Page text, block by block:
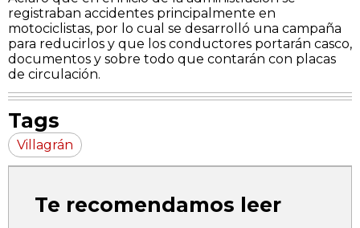
registraban accidentes principalmente en
motociclistas, por lo cual se desarrolló una campaña
para reducirlos y que los conductores portarán casco,
documentos y sobre todo que contarán con placas
de circulación.
Tags
Villagrán
Te recomendamos leer